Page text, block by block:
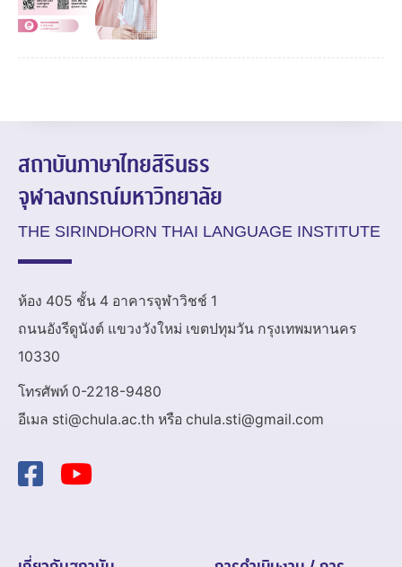
สถาบันภาษาไทยสิรินธร
จุฬาลงกรณ์มหาวิทยาลัย
THE SIRINDHORN THAI LANGUAGE INSTITUTE
ห้อง 405 ชั้น 4 อาคารจุฬาวิชช์ 1
ถนนอังรีดูนังต์ แขวงวังใหม่ เขตปทุมวัน กรุงเทพมหานคร
10330
โทรศัพท์ 0-2218-9480
อีเมล sti@chula.ac.th หรือ chula.sti@gmail.com